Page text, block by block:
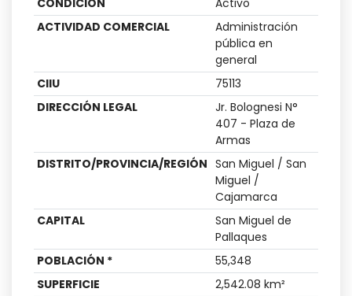
ACTIVIDAD COMERCIAL
Administración
pública en
general
CIIU
75113
DIRECCIÓN LEGAL
Jr. Bolognesi N°
407 - Plaza de
Armas
DISTRITO/PROVINCIA/REGIÓN San Miguel / San
Miguel /
Cajamarca
CAPITAL
San Miguel de
Pallaques
POBLACIÓN *
55,348
SUPERFICIE
2,542.08km²